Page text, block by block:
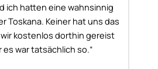
ich hatten eine wahnsinnig
Toskana. Keiner hat uns das
kostenlos dorthin gereist
es war tatsächlich so.“